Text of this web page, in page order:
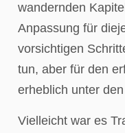
wandernden
Anpassung für
vorsichtigen
tun, aber für den
erheblich unter
Vielleicht war es